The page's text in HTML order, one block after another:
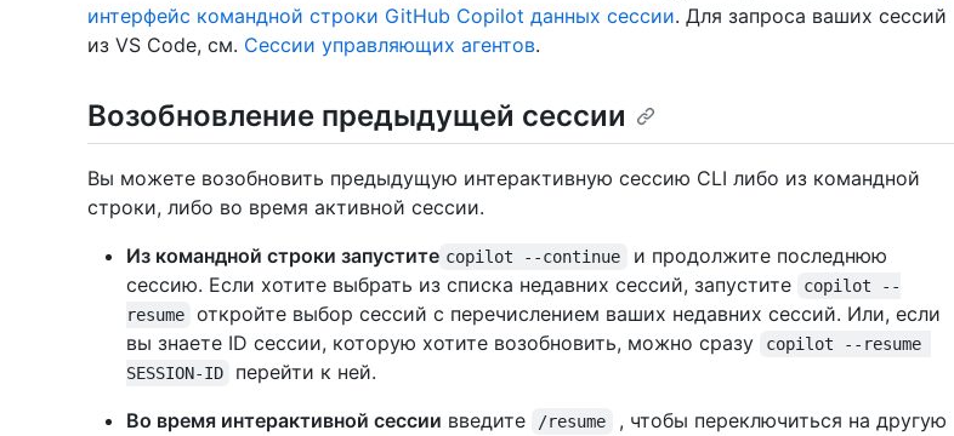
интерфейс командной строки GitHub Copilot данных сессии. Для запроса ваших сессий
из VS Code, см. Сессии управляющих агентов.
Возобновление предыдущей сессии
Вы можете возобновить предыдущую интерактивную сессию CLI либо из командной
строки, либо во время активной сессии.
Из командной строки запустите copilot --continue
и продолжите последнюю
сессию. Если хотите выбрать из списка недавних сессий, запустите
copilot --
resume
откройте выбор сессий с перечислением ваших недавних сессий. Или, если
вы знаете ID сессии, которую хотите возобновить, можно сразу
copilot --resume
SESSION-ID
перейти к ней.
Во время интерактивной сессии введите /resume
, чтобы переключиться на другую